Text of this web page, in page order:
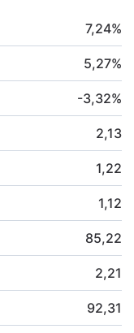
7,24%
5,27%
-3,32%
2,13
1,22
1,12
85,22
2,21
92,31